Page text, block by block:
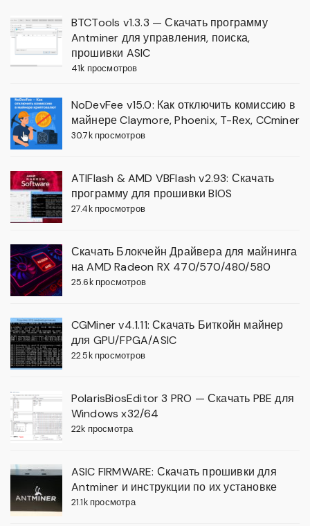
BTCTools v1.3.3 — Скачать программу
Antminer для управления, поиска,
прошивки ASIC
41k просмотров
NoDevFee v15.0: Как отключить комиссию в
майнере Claymore, Phoenix, T-Rex, CCminer
30.7k просмотров
ATIFlash & AMD VBFlash v2.93: Скачать
программу для прошивки BIOS
27.4k просмотров
Скачать Блокчейн Драйвера для майнинга
на AMD Radeon RX 470/570/480/580
25.6k просмотров
CGMiner v4.1.11: Скачать Биткойн майнер
для GPU/FPGA/ASIC
22.5k просмотров
PolarisBiosEditor 3 PRO — Скачать PBE для
Windows x32/64
22k просмотра
ASIC FIRMWARE: Скачать прошивки для
Antminer и инструкции по их установке
21.1k просмотра